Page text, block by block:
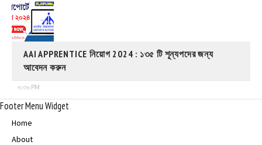
AAI APPRENTICE নিয়োগ 2024 : ১৩৫ টি শূন্যপদের জন্য
আবেদন করুন
৬:৩৬ PM
Footer Menu Widget
Home
About